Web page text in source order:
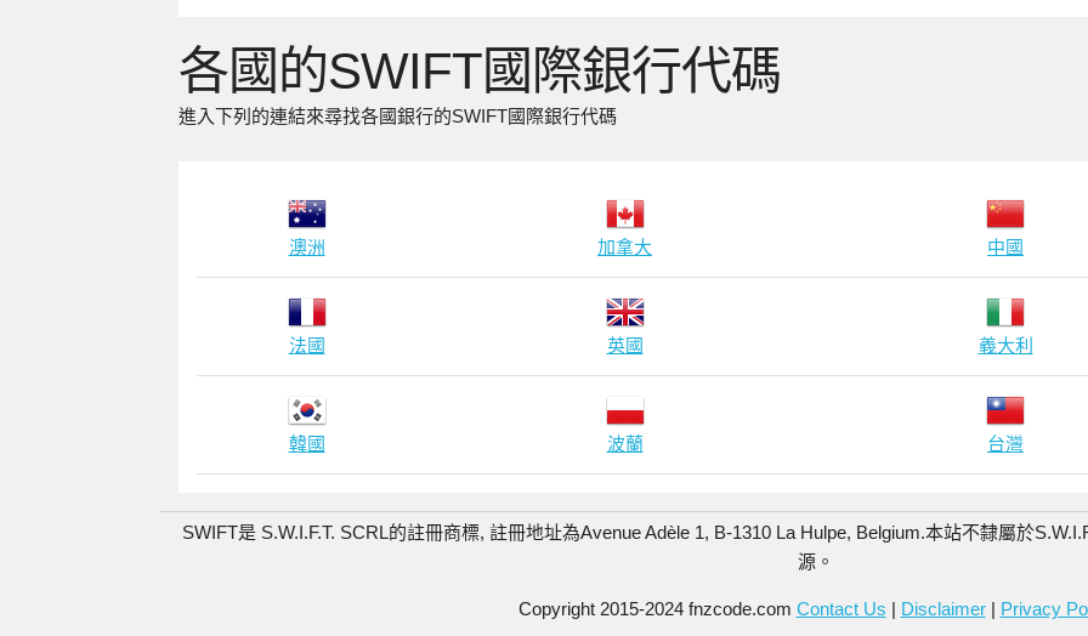
各國的SWIFT國際銀行代碼
進入下列的連結來尋找各國銀行的SWIFT國際銀行代碼
澳洲 加拿大 中國
法國 英國 義大利
韓國 波蘭 台灣
SWIFT是 S.W.I.F.T. SCRL的註冊商標, 註冊地址為Avenue Adèle 1, B-1310 La Hulpe, Belgium.本站不隸屬於
源。
Copyright 2015-2024 fnzcode.com Contact Us | Disclaimer| Privacy